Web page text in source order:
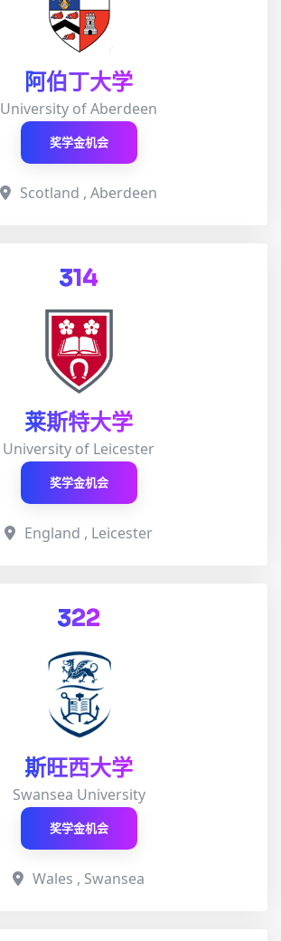
阿伯丁大学
University of Aberdeen
奖学金机会
Scotland , Aberdeen
314
莱斯特大学
University of Leicester
奖学金机会
England , Leicester
322
斯旺西大学
Swansea University
奖学金机会
Wales , Swansea